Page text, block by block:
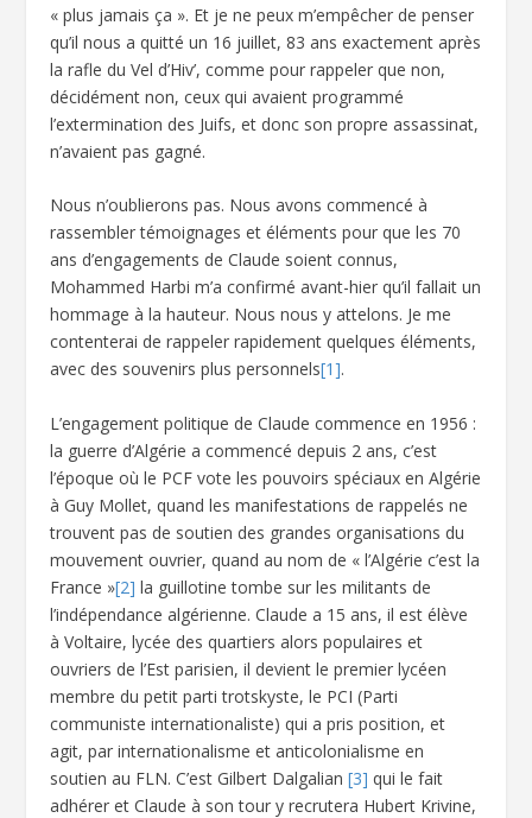
« plus jamais ça ». Et je ne peux m’empêcher de penser
qu’il nous a quitté un 16 juillet, 83 ans exactement après
la rafle du Vel d’Hiv’, comme pour rappeler que non,
décidément non, ceux qui avaient programmé
l’extermination des Juifs, et donc son propre assassinat,
n’avaient pas gagné.
Nous n’oublierons pas. Nous avons commencé à
rassembler témoignages et éléments pour que les 70
ans d’engagements de Claude soient connus,
Mohammed Harbi m’a confirmé avant-hier qu’il fallait un
hommage à la hauteur. Nous nous y attelons. Je me
contenterai de rappeler rapidement quelques éléments,
avec des souvenirs plus personnels[1].
L’engagement politique de Claude commence en 1956 :
la guerre d’Algérie a commencé depuis 2 ans, c’est
l’époque où le PCF vote les pouvoirs spéciaux en Algérie
à Guy Mollet, quand les manifestations de rappelés ne
trouvent pas de soutien des grandes organisations du
mouvement ouvrier, quand au nom de « l’Algérie c’est la
France »[2] la guillotine tombe sur les militants de
l’indépendance algérienne. Claude a 15 ans, il est élève
à Voltaire, lycée des quartiers alors populaires et
ouvriers de l’Est parisien, il devient le premier lycéen
membre du petit parti trotskyste, le PCI (Parti
communiste internationaliste) qui a pris position, et
agit, par internationalisme et anticolonialisme en
soutien au FLN. C’est Gilbert Dalgalian[3] qui le fait
adhérer et Claude à son tour y recrutera Hubert Krivine,